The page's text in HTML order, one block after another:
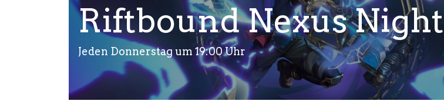
Riftbound Nexus Night
Jeden Donnerstag um 19:00 Uhr